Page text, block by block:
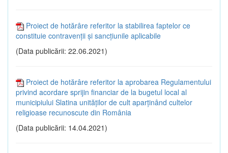
Proiect de hotărâre referitor la stabilirea faptelor ce
constituie contravenții și sancțiunile aplicabile
(Data publicării: 22.06.2021)
Proiect de hotărâre referitor la aprobarea Regulamentului
privind acordare sprijin financiar de la bugetul local al
municipiului Slatina unităților de cult aparținând cultelor
religioase recunoscute din România
(Data publicării: 14.04.2021)